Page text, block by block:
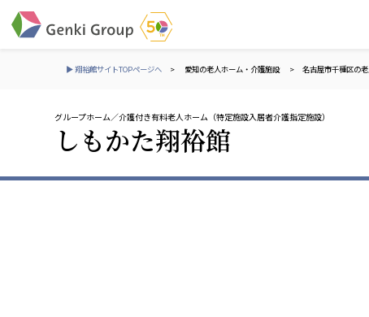
介護・福祉
▶ 翔裕館サイトTOPページへ > 愛知の老人ホーム・介護施設 > 名古屋市千種区の
グループホーム 介護付き有料老人ホーム（特定施設入居者介護指定施設）
しもかた翔裕館